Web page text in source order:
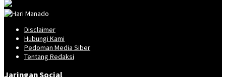
Disclaimer
Hubungi Kami
Pedoman Media Siber
Tentang Redaksi
Jaringan Social